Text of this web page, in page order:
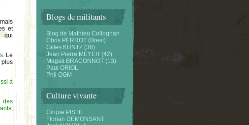
et
qui
Le
plus
à
des
Blogs de militants
Blog de Mathieu Colloghan
Chris PERROT (Brest)
Gilles KUNTZ (38)
Jean Pierre MEYER (42)
Magali BRACONNOT (13)
Paul ORIOL
Phil OGM
Culture vivante
Cirque PISTIL
Florian DEMONSANT